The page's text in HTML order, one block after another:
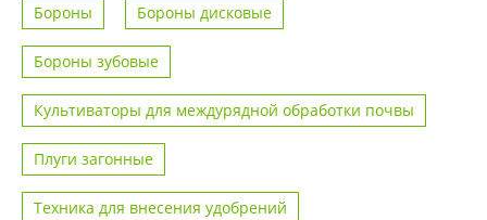
Бороны Бороны дисковые
Бороны зубовые
Культиваторы для междурядной обработки почвы
Плуги загонные
Техника для внесения удобрений